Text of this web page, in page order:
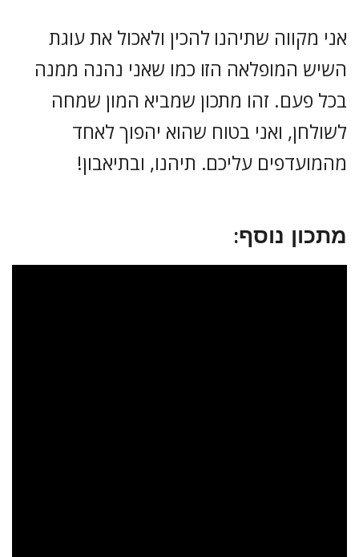
אני מקווה שתיהנו להכין ולאכול את עוגת
השיש המופלאה הזו כמו שאני נהנה ממנה
בכל פעם. זהו מתכון שמביא המון שמחה
לשולחן, ואני בטוח שהוא יהפוך לאחד
מהמועדפים עליכם. תיהנו, ובתיאבון!
מתכון נוסף: